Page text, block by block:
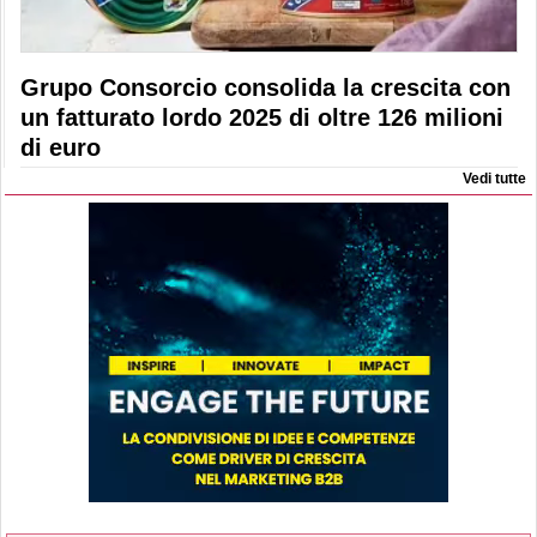
Grupo Consorcio consolida la crescita con
un fatturato lordo 2025 di oltre 126 milioni
di euro
Vedi tutte